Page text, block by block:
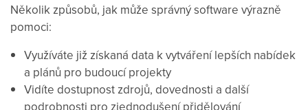
Několik způsobů, jak může správný software výrazně
pomoci:
Využíváte již získaná data k vytváření lepších nabídek
a plánů pro budoucí projekty
Vidíte dostupnost zdrojů, dovednosti a další
podrobnosti pro zjednodušení přidělování